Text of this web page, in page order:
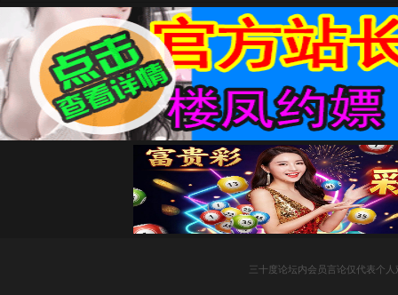
度
三十度论坛内会员言论仅代表个